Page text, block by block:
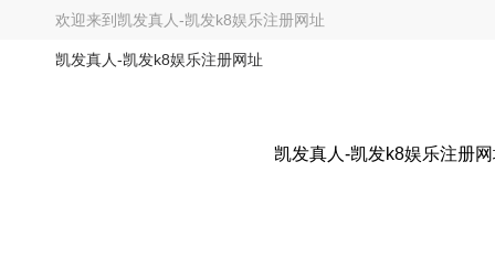
欢迎来到 凯发真人-凯发k8娱乐注册网址
凯发真人-凯发k8娱乐注册网址
凯发真人-凯发k8娱乐注册